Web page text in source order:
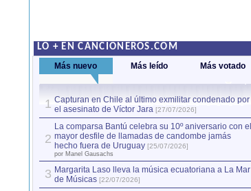
LO + EN CANCIONEROS.COM
Más nuevo Más leído Más votado
1 Capturan en Chile al último exmilitar condenado por
el asesinato de Víctor Jara [27/07/2026]
2
La comparsa Bantú celebra su 10º aniversario con el
mayor desfile de llamadas de candombe jamás
hecho fuera de Uruguay [25/07/2026]
por Manel Gausachs
3 Margarita Laso lleva la música ecuatoriana a La Mar
de Músicas [22/07/2026]